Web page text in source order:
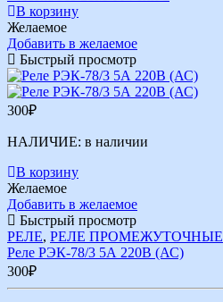
В корзину
Желаемое
Добавить в желаемое
Быстрый просмотр
300₽
НАЛИЧИЕ: в наличии
В корзину
Желаемое
Добавить в желаемое
Быстрый просмотр
РЕЛЕ, РЕЛЕ ПРОМЕЖУТОЧНЫЕ
Реле РЭК-78/3 5А 220В (АС)
300₽